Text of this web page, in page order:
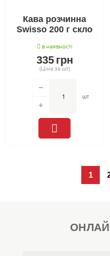
Кава розчинна
Swisso 200 г скло
в наявності
335 грн
(Ціна за шт)
шт
1